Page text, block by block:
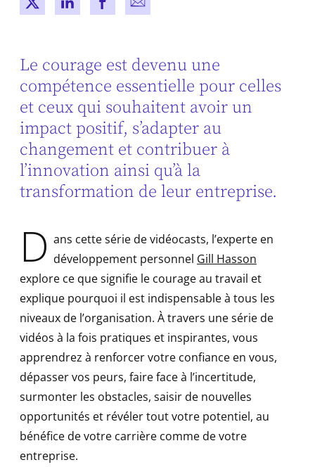
New windowNew window
New windowNew window
Le courage est devenu une
compétence essentielle pour celles
et ceux qui souhaitent avoir un
impact positif, s’adapter au
changement et contribuer à
l’innovation ainsi qu’à la
transformation de leur entreprise.
D ans cette série de vidéocasts, l’experte en
développement personnel Gill Hasson
explore ce que signifie le courage au travail et
explique pourquoi il est indispensable à tous les
niveaux de l’organisation. À travers une série de
vidéos à la fois pratiques et inspirantes, vous
apprendrez à renforcer votre confiance en vous,
dépasser vos peurs, faire face à l’incertitude,
surmonter les obstacles, saisir de nouvelles
opportunités et révéler tout votre potentiel, au
bénéfice de votre carrière comme de votre
entreprise.